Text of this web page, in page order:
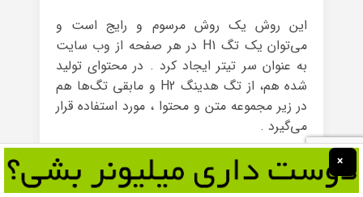
این روش یک روش مرسوم و رایج است و
می‌توان یک تگ H1 در هر صفحه از وب سایت
به عنوان سر تیتر ایجاد کرد . در محتوای تولید
شده هم، از تگ هدینگ H2 و مابقی تگ‌ها هم
در زیر مجموعه متن و محتوا ، مورد استفاده قرار
می‌گیرد .
خلاصه اینکه ، یکی از کاربردهای تگ هدینگ
برای مشخص کردن بخش‌های متفاوت یک
×